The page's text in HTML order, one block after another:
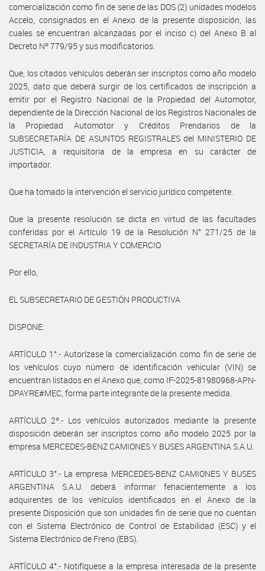
comercialización como fin de serie de las DOS (2) unidades modelos
Accelo, consignados en el Anexo de la presente disposición, las
cuales se encuentran alcanzadas por el inciso c) del Anexo B al
Decreto Nº 779/95 y sus modificatorios.
Que, los citados vehículos deberán ser inscriptos como año modelo
2025, dato que deberá surgir de los certificados de inscripción a
emitir por el Registro Nacional de la Propiedad del Automotor,
dependiente de la Dirección Nacional de los Registros Nacionales de
la Propiedad Automotor y Créditos Prendarios de la
SUBSECRETARÍA DE ASUNTOS REGISTRALES del MINISTERIO DE
JUSTICIA, a requisitoria de la empresa en su carácter de
importador.
Que ha tomado la intervención el servicio jurídico competente.
Que la presente resolución se dicta en virtud de las facultades
conferidas por el Artículo 19 de la Resolución N° 271/25 de la
SECRETARÍA DE INDUSTRIA Y COMERCIO.
Por ello,
EL SUBSECRETARIO DE GESTIÓN PRODUCTIVA
DISPONE:
ARTÍCULO 1°.- Autorízase la comercialización como fin de serie de
los vehículos cuyo número de identificación vehicular (VIN) se
encuentran listados en el Anexo que, como IF-2025-81980968-APN-
DPAYRE#MEC, forma parte integrante de la presente medida.
ARTÍCULO 2º.- Los vehículos autorizados mediante la presente
disposición deberán ser inscriptos como año modelo 2025 por la
empresa MERCEDES-BENZ CAMIONES Y BUSES ARGENTINA S.A.U.
ARTÍCULO 3°.- La empresa MERCEDES-BENZ CAMIONES Y BUSES
ARGENTINA S.A.U. deberá informar fehacientemente a los
adquirentes de los vehículos identificados en el Anexo de la
presente Disposición que son unidades fin de serie que no cuentan
con el Sistema Electrónico de Control de Estabilidad (ESC) y el
Sistema Electrónico de Freno (EBS).
ARTÍCULO 4°.- Notifíquese a la empresa interesada de la presente